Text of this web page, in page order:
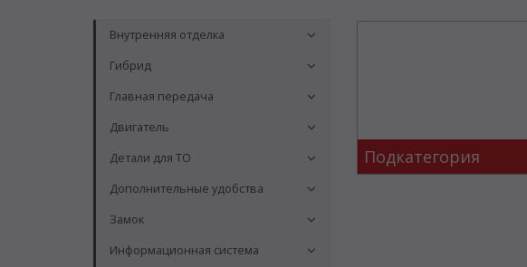
Внутренняя отделка
Гибрид
Главная передача
Двигатель
Детали для ТО
Дополнительные удобства
Замок
Информационная система
Подкатегория